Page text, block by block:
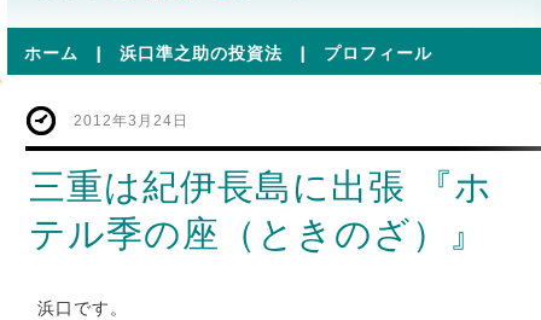
ホーム | 浜口準之助の投資法 | プロフィール
2012年3月24日
三重は紀伊長島に出張 『ホ
テル季の座（ときのざ）』
浜口です。